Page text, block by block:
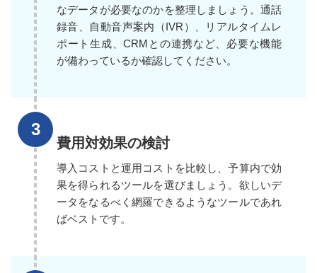
なデータが必要なのかを整理しましょう。通話
録音、自動音声案内（IVR）、リアルタイムレ
ポート生成、CRMとの連携など、必要な機能
が備わっているか確認してください。
費用対効果の検討
導入コストと運用コストを比較し、予算内で効
果を得られるツールを選びましょう。欲しいデ
ータをなるべく網羅できるようなツールであれ
ばベストです。